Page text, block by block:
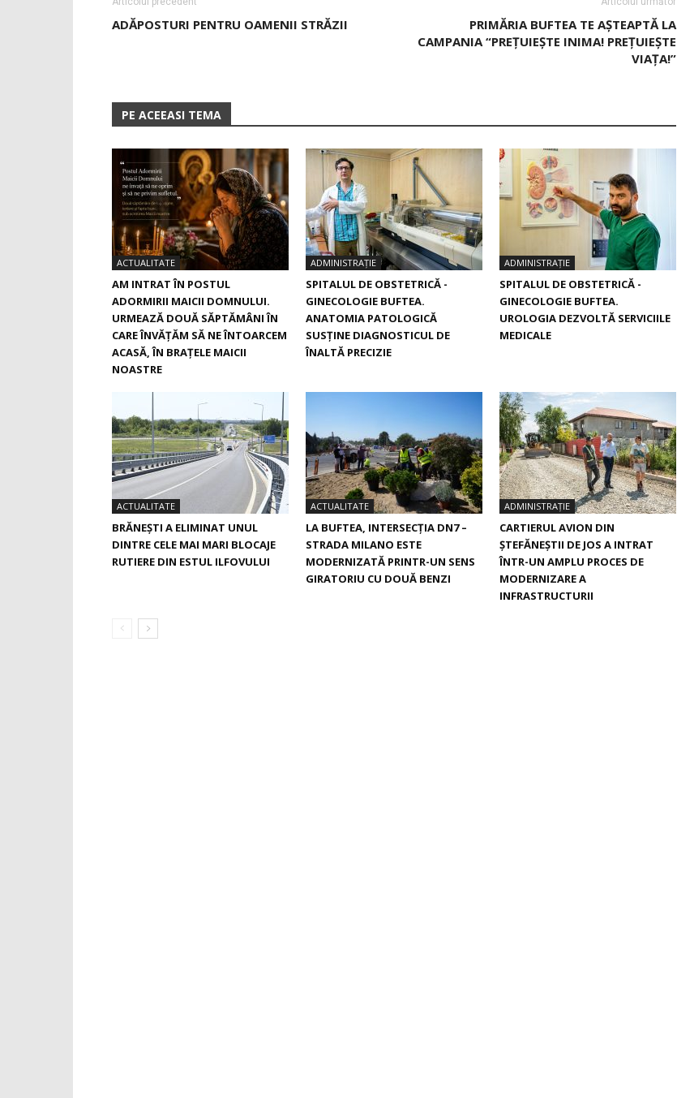
ADĂPOSTURI PENTRU OAMENII STRĂZII
PRIMĂRIA BUFTEA TE AȘTEAPTĂ LA
CAMPANIA “PREȚUIEȘTE INIMA! PREȚU­IEȘTE
VIAȚA!”
PE ACEEASI TEMA
ACTUALITATE
AM INTRAT ÎN POSTUL
ADORMIRII MAICII DOMNULUI.
URMEAZĂ DOUĂ SĂPTĂMÂNI ÎN
CARE ÎNVĂŢĂM SĂ NE ÎNTOARCEM
ACASĂ, ÎN BRAŢELE MAICII
NOASTRE
ADMINISTRAȚIE
SPITALUL DE OBSTETRICĂ -
GINECOLOGIE BUFTEA.
ANATOMIA PATOLOGICĂ
SUSŢINE DIAGNOSTICUL DE
ÎNALTĂ PRECIZIE
ADMINISTRAȚIE
SPITALUL DE OBSTETRICĂ -
GINECOLOGIE BUFTEA.
UROLOGIA DEZVOLTĂ SERVICIILE
MEDICALE
ACTUALITATE
BRĂNEȘTI A ELIMINAT UNUL
DINTRE CELE MAI MARI BLOCAJE
RUTIERE DIN ESTUL ILFOVULUI
ACTUALITATE
LA BUFTEA, INTERSECŢIA DN7 –
STRADA MILANO ESTE
MODERNIZATĂ PRINTR-UN SENS
GIRATORIU CU DOUĂ BENZI
ADMINISTRAȚIE
CARTIERUL AVION DIN
ŞTEFĂNEŞTII DE JOS A INTRAT
ÎNTR-UN AMPLU PROCES DE
MODERNIZARE A
INFRASTRUCTURII